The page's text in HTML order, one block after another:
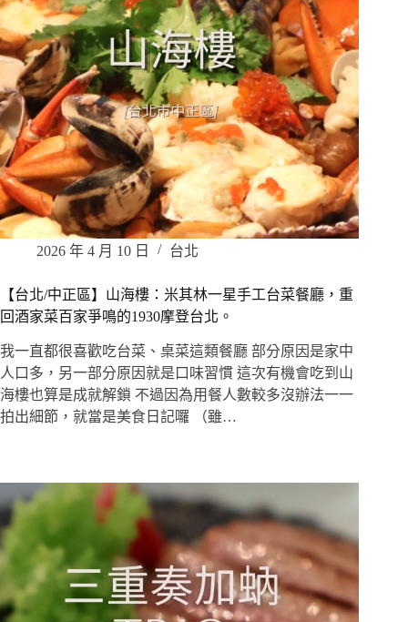
2026 年 4 月 10 日 台北
【台北/中正區】山海樓：米其林一星手工台菜餐廳，重
回酒家菜百家爭鳴的1930摩登台北。
我一直都很喜歡吃台菜、桌菜這類餐廳 部分原因是家中
人口多，另一部分原因就是口味習慣 這次有機會吃到山
海樓也算是成就解鎖 不過因為用餐人數較多沒辦法一一
拍出細節，就當是美食日記囉 （雖…